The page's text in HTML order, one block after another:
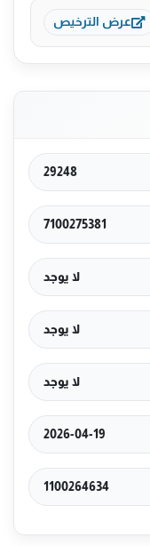
عرض الترخيص
29248
7100275381
لا يوجد
لا يوجد
لا يوجد
2026-04-19
1100264634